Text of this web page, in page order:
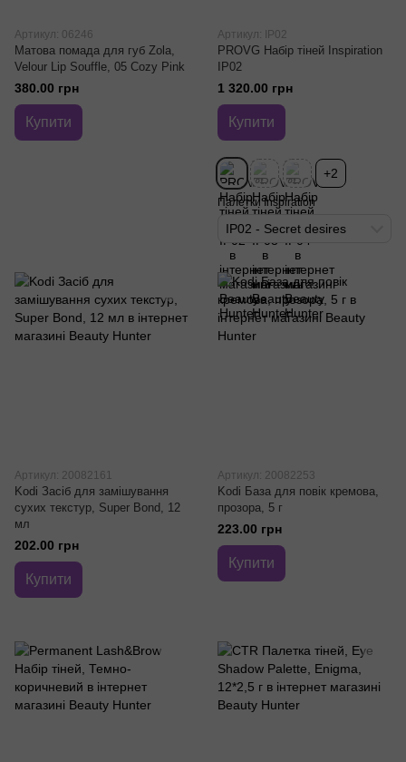
Артикул: 06246
Матова помада для губ Zola,
Velour Lip Souffle, 05 Cozy Pink
380.00 грн
Купити
Артикул: IP02
PROVG Набір тіней Inspiration
IP02
1 320.00 грн
Купити
+2
Палетки Inspiration
IP02 - Secret desires
Артикул: 20082161
Kodi Засіб для замішування
сухих текстур, Super Bond, 12
мл
202.00 грн
Купити
Артикул: 20082253
Kodi База для повік кремова,
прозора, 5 г
223.00 грн
Купити